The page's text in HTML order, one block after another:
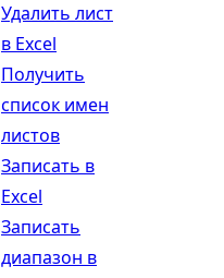
Удалить лист
в Excel
Получить
список имен
листов
Записать в
Excel
Записать
диапазон в